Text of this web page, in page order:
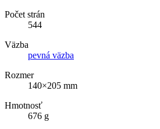
Počet strán
544
Väzba
pevná väzba
Rozmer
140×205 mm
Hmotnosť
676 g